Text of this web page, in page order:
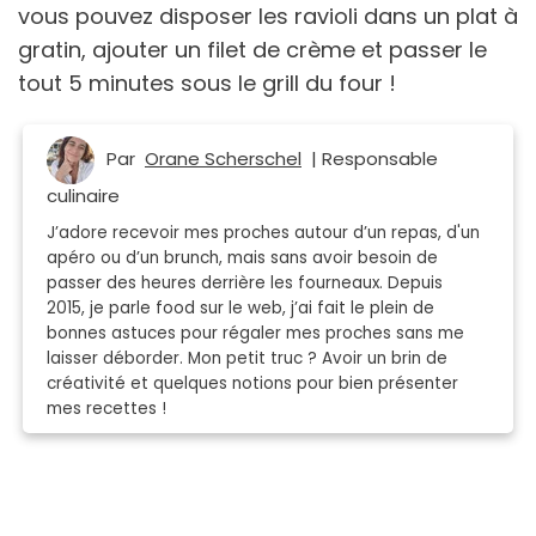
vous pouvez disposer les ravioli dans un plat à
gratin, ajouter un filet de crème et passer le
tout 5 minutes sous le grill du four !
Par Orane Scherschel | Responsable
culinaire
J’adore recevoir mes proches autour d’un repas, d'un
apéro ou d’un brunch, mais sans avoir besoin de
passer des heures derrière les fourneaux. Depuis
2015, je parle food sur le web, j’ai fait le plein de
bonnes astuces pour régaler mes proches sans me
laisser déborder. Mon petit truc ? Avoir un brin de
créativité et quelques notions pour bien présenter
mes recettes !